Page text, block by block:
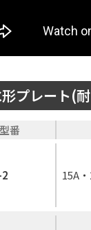
プレート(
型番
15A